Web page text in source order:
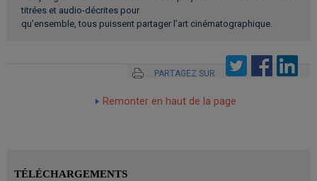
titrées et audio-décrites pour
qu’ensemble, tous puissent partager l’art cinématographique.
PARTAGEZ SUR
Remonter en haut de la page
TÉLÉCHARGEMENTS